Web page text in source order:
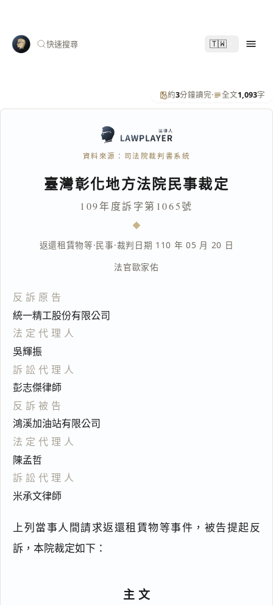
快速搜尋 🇹🇼
約3分鐘讀完· 全文1,093字
資料來源：司法院裁判書系統
臺灣彰化地方法院民事裁定
109年度訴字第1065號
返還租賃物等·民事·裁判日期 110 年 05 月 20 日
法官歐家佑
反訴原告
統一精工股份有限公司
法定代理人
吳輝振
訴訟代理人
彭志傑律師
反訴被告
鴻溪加油站有限公司
法定代理人
陳孟哲
訴訟代理人
米承文律師
上列當事人間請求返還租賃物等事件，被告提起反
訴，本院裁定如下：
主文